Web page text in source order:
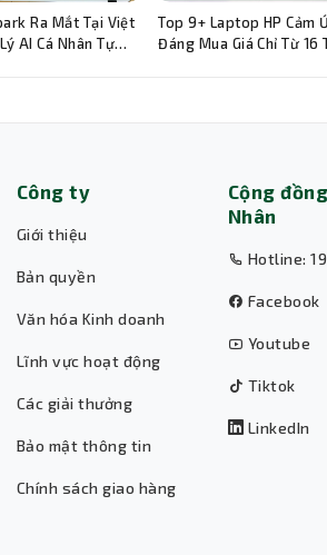
Ra Mắt Tại Việt
AI Cá Nhân Tự
Top 9+ Laptop HP Cảm
Đáng Mua Giá Chỉ Từ 16
Công ty
Giới thiệu
Bản quyền
Văn hóa Kinh doanh
Lĩnh vực hoạt động
Các giải thưởng
Bảo mật thông tin
Chính sách giao hàng
Cộng
Nhân
Hotline:
Facebook
Youtube
Tiktok
LinkedIn